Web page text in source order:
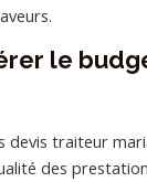
le
devis traiteur
des